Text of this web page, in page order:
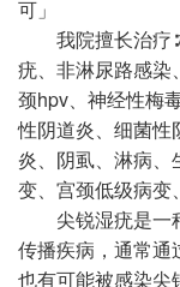
可」
我院擅长治疗
疣、非淋尿路感染
颈hpv、神经性梅
性阴道炎、细菌性
炎、阴虱、淋病、
变、宫颈低级病变
尖锐湿疣是一
传播疾病，通常通
也有可能被感染尖